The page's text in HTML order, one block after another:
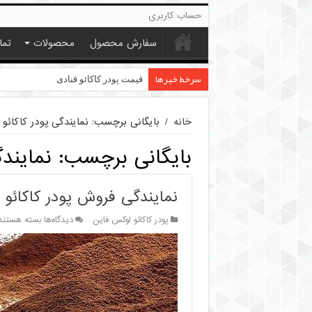
حساب کاربری
سفارش محصول محصولات
سرخط خبرها قیمت پودر کاکائو قنادی
فروش پودر کاکائو خیلی تیره
خانه / بایگانی برچسب: نمایندگی پودر کاکائو
بایگانی برچسب:
نمایندگی فروش پودر کاکائو
پودر کاکائو لوکس فاین دیدگاه‌هابرای
نمایندگی
فروش
پودر
کاکائو
لوکس
فاین
10-
بسته